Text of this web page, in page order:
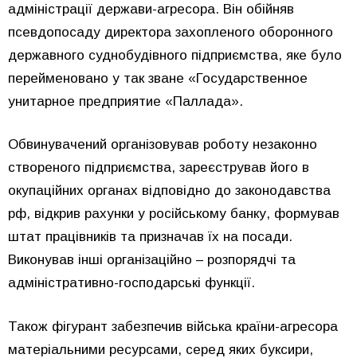
адміністрації держави-агресора. Він обійняв
псевдопосаду директора захопленого оборонного
державного суднобудівного підприємства, яке було
перейменовано у так зване «Государственное
унитарное предприятие «Паллада».
Обвинувачений організовував роботу незаконно
створеного підприємства, зареєстрував його в
окупаційних органах відповідно до законодавства
рф, відкрив рахунки у російському банку, формував
штат працівників та призначав їх на посади.
Виконував інші організаційно – розпорядчі та
адміністративно-господарські функції.
Також фігурант забезпечив війська країни-агресора
матеріальними ресурсами, серед яких буксири,